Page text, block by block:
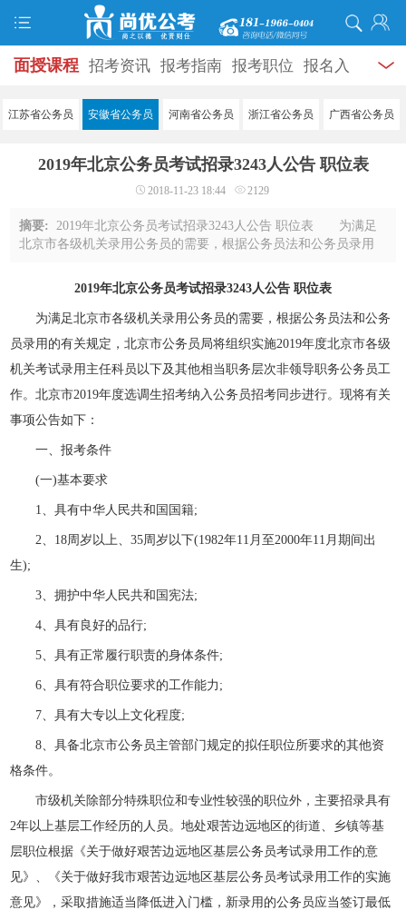
面授课程 招考资讯 报考指南 报考职位 报名入
口 打准考证 成绩查询 面试公告 录用公示 辅导
学员风采 名师团队
服务信息
江苏省公务员 安徽省公务员 河南省公务员 浙江省公务员 广西省公务员
2019年北京公务员考试招录3243人公告 职位表
2018-11-23 18:44 2129
摘要:2019年北京公务员考试招录3243人公告 职位表 为满足
北京市各级机关录用公务员的需要，根据公务员法和公务员录用
关考试录用主任科员以下及其他相当职务 ...
2019年北京公务员考试招录3243人公告 职位表
为满足北京市各级机关录用公务员的需要，根据公务员法和公务
员录用的有关规定，北京市公务员局将组织实施2019年度北京市各级
机关考试录用主任科员以下及其他相当职务层次非领导职务公务员工
作。北京市2019年度选调生招考纳入公务员招考同步进行。现将有关
事项公告如下：
一、报考条件
(一)基本要求
1、具有中华人民共和国国籍;
2、18周岁以上、35周岁以下(1982年11月至2000年11月期间出
生);
3、拥护中华人民共和国宪法;
4、具有良好的品行;
5、具有正常履行职责的身体条件;
6、具有符合职位要求的工作能力;
7、具有大专以上文化程度;
8、具备北京市公务员主管部门规定的拟任职位所要求的其他资
格条件。
市级机关除部分特殊职位和专业性较强的职位外，主要招录具有
2年以上基层工作经历的人员。地处艰苦边远地区的街道、乡镇等基
层职位根据《关于做好艰苦边远地区基层公务员考试录用工作的意
见》、《关于做好我市艰苦边远地区基层公务员考试录用工作的实施
意见》，采取措施适当降低进入门槛，新录用的公务员应当签订最低